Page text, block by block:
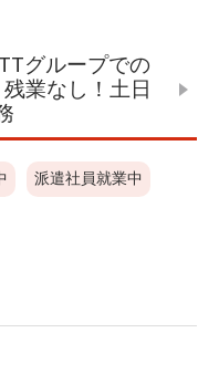
グループでの
業なし！土日
派遣社員就業中